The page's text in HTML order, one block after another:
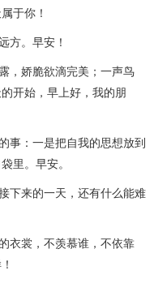
于你！
方。早安！
，娇脆欲滴完美；一声鸟
开始，早上好，我的朋
事：一是把自我的思想放到
里。早安。
下来的一天，还有什么能难
衣裳，不羡慕谁，不依靠